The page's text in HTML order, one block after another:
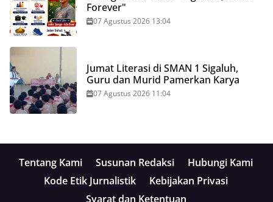
Forever"
07 Agustus 2026 13:04
Jumat Literasi di SMAN 1 Sigaluh,
Guru dan Murid Pamerkan Karya
07 Agustus 2026 11:04
Tentang Kami Susunan Redaksi
Hubungi Kami
Kode Etik Jurnalistik
Kebijakan Privasi
Syarat dan Ketentuan